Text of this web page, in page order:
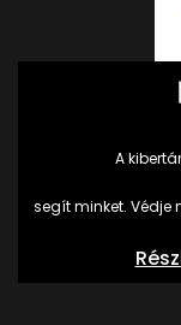
A
segít minket. Védje